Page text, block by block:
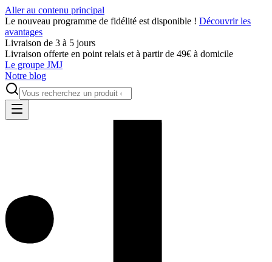
Aller au contenu principal
Le nouveau programme de fidélité est disponible ! Découvrir les
avantages
Livraison de 3 à 5 jours
Livraison offerte en point relais et à partir de 49€ à domicile
Le groupe JMJ
Notre blog